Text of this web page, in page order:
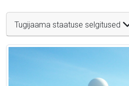
Tugijaama staatuse selgitused